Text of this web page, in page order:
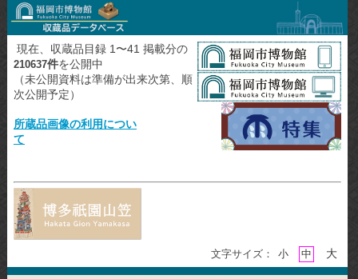
現在、収蔵品目録 1〜41 掲載分の
210637件を公開中
（未公開資料は準備が出来次第、順
次公開予定）
所蔵品画像の利用につい
て
文字サイズ： 小 中 大